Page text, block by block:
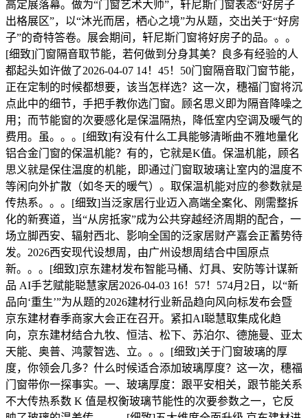
高定展落幕。做为“门窗艺术大师”，轩尼斯门窗表态“好房子
出格展区”，以“沐光而居，栖心之境”为从题，交出关于“好房
子”的奇特答卷。展会期间，轩尼斯门窗将好房子的品。。。
[细致]门窗隔音取节能，若何做到分身其美？良多有经验的人
都起头如许做了2026-04-07 14！45！50门窗隔音取门窗节能，
正在定制的时候都想要，该当怎样选？这一次，穗福门窗将沉
点此中的细节，手把手教你选门窗。顾名思义即为隔音降噪之
用；而节能窗的次要感化是保温隔热，降低室内空调及暖气的
费用。虽。。。[细致]有没有什么工具能够清晰曲不雅地量化
铝合金门窗的保温机能？有的，它就是K值。保温机能，顾名
思义就是保住温度的机能，即通过门窗取玻璃让室内的温度不
等闲向外扩散（如冬天的暖气）。取保温机能对应的参数就是
传热系。。。[细致]当泛家居行业迈入高端全案化、刚需整拆
化的新赛道，当“从房抵家”成为公共穿越经济周期的配合，一
场立脚西安、辐射西北、影响全国的泛家居财产嘉会正蓄势待
发。2026西安现代设想周，由广州设想周结合中国原点
新。。。[细致]京东建材发布智能马桶、灯具、安防等计谋新
品 AI手艺赋能聪慧家居2026-04-03 16！57！574月2日，以“新
品向‘重生’”为从题的2026建材行业新品趋向风向标发布会暨
京东建材春季商家大会正在召开。紧扣AI聪慧取集成化趋
向，京东建材结合九牧、恒洁、松下、苏泊尔、德施曼、亚太
天能、奥普、鸿蒙智选、立。。。[细致]关于门窗玻璃的厚
度，你领会几多？什么时候适合添加玻璃厚度？这一次，穗福
门窗带你一探事实。一、玻璃厚度：跟平安相关，跟节能关系
不大传热系数 K 值是权衡玻璃节能性的次要参数之一，它反